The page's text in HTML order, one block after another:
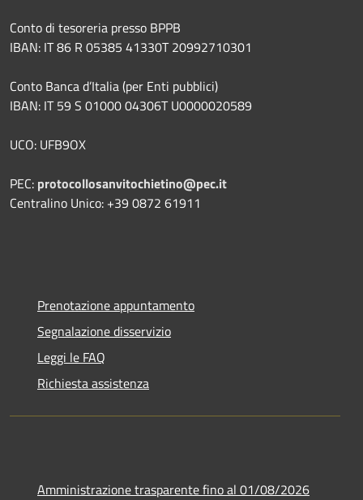
Conto di tesoreria presso BPPB
IBAN: IT 86 R 05385 41330T 20992710301
Conto Banca d’Italia (per Enti pubblici)
IBAN: IT 59 S 01000 04306T U0000020589
UCO: UFB9OX
PEC: protocollosanvitochietino@pec.it
Centralino Unico: +39 0872 61911
Prenotazione appuntamento
Segnalazione disservizio
Leggi le FAQ
Richiesta assistenza
Amministrazione trasparente fino al 01/08/2026